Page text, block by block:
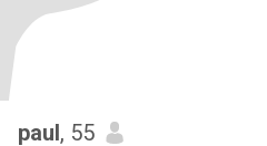
paul, 55